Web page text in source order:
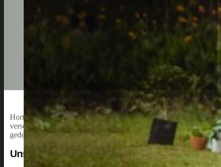
Hortensien sind eine beliebte Pflanzenart, die in vielen Gärten auf
verschiedenen Farben wie Rosa, Blau und Weiß erstrahlen.
gedeihen, wenn sie richtig gepflegt werden.
Unsere Empfehlung: